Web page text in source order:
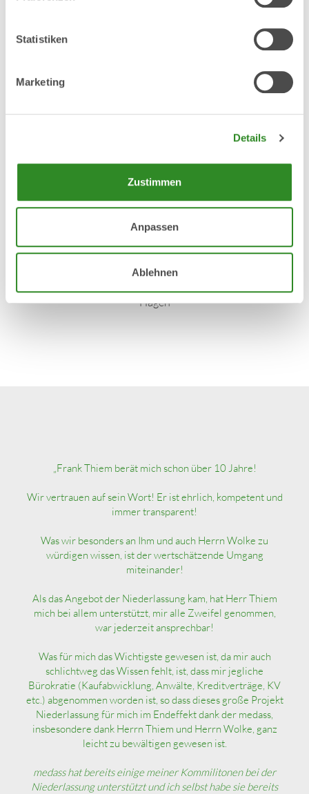
Statistiken
Marketing
Details
Zustimmen
Anpassen
Ablehnen
Entscheidendes zu übersehen oder eine Frist zu verpassen.
Hier führte seine erfahrene Begleitung dazu, dass wir uns
Es ist heutzutage nicht einfach, eine Praxis an eine/n
geeignete/n Nachfolger/in weiterzugeben, da die Zahl der
Eigenständig durchgeführte Verhandlungen scheitern
empfehlen, hierzu professionelle Beratung und Begleitung
in Anspruch zu nehmen. Die damit verbundenen Kosten
sind es aus meiner Sicht wert.
Vielen Dank, Herr Thiem!"
Hagen
„Frank Thiem berät mich schon über 10 Jahre!
Wir vertrauen auf sein Wort! Er ist ehrlich, kompetent und
immer transparent!
Was wir besonders an Ihm und auch Herrn Wolke zu
würdigen wissen, ist der wertschätzende Umgang
miteinander!
Als das Angebot der Niederlassung kam, hat Herr Thiem
mich bei allem unterstützt, mir alle Zweifel genommen,
war jederzeit ansprechbar!
Was für mich das Wichtigste gewesen ist, da mir auch
schlichtweg das Wissen fehlt, ist, dass mir jegliche
Bürokratie (Kaufabwicklung, Anwälte, Kreditverträge, KV
etc.) abgenommen worden ist, so dass dieses große Projekt
Niederlassung für mich im Endeffekt dank der medass,
insbesondere dank Herrn Thiem und Herrn Wolke, ganz
leicht zu bewältigen gewesen ist.
medass hat bereits einige meiner Kommilitonen bei der
Niederlassung unterstützt und ich selbst habe sie bereits